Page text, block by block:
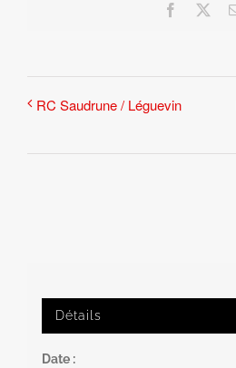
Facebook
RC Saudrune / Léguevin
Détails
Date :